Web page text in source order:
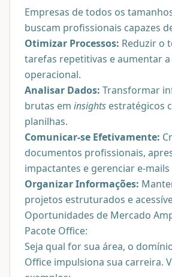
Empresas de todos os
buscam profissionais capazes
Otimizar Processos: Reduzir o
tarefas repetitivas e aumentar
operacional.
Analisar Dados: Transformar
brutas em insights estratégicos
planilhas.
Comunicar-se Efetivamente:
documentos profissionais,
impactantes e gerenciar e-mails
Organizar Informações:
projetos estruturados e
Oportunidades de Mercado
Pacote Office:
Seja qual for sua área, o
Office impulsiona sua carreira.